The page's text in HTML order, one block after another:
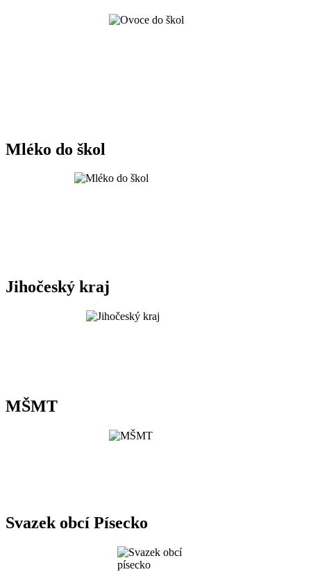
Mléko do škol
Jihočeský kraj
MŠMT
Svazek obcí Písecko